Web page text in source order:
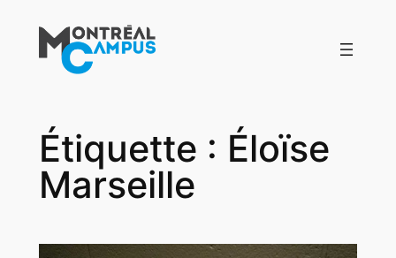
contenu
Étiquette : Éloïse
Marseille